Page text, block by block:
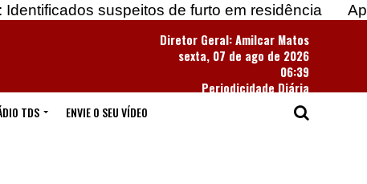
suspeitos de furto em residência
Diretor Geral: Amilcar Matos
sexta, 07 de ago de 2026
06:39
Periodicidade Diária
TDS ENVIE O SEU VÍDEO